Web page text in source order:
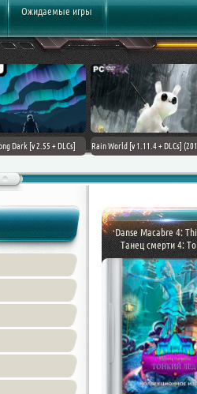
Ожидаемые игры
Downward: Enhanced Edition
Field of Glory II [+
Danse Macabre 4:
Танец смерти 4: